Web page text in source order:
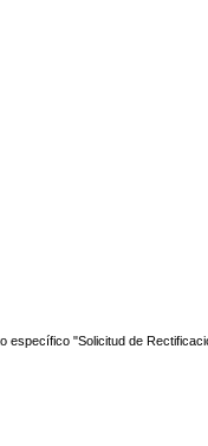
específico "Solicitud de